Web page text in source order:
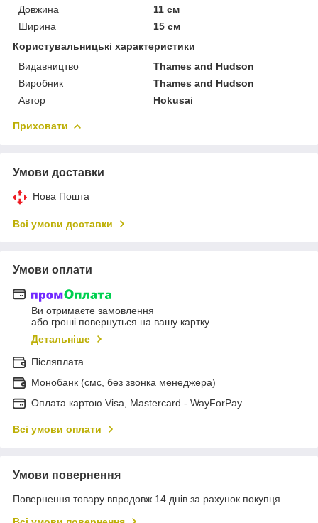
Довжина
11 см
Ширина
15 см
Користувальницькі характеристики
Видавництво
Thames and Hudson
Виробник
Thames and Hudson
Автор
Hokusai
Приховати
Умови доставки
Нова Пошта
Всі умови доставки
Умови оплати
Ви отримаєте замовлення
або гроші повернуться на вашу картку
Детальніше
Післяплата
Монобанк (смс, без звонка менеджера)
Оплата картою Visa, Mastercard - WayForPay
Всі умови оплати
Умови повернення
Повернення товару впродовж 14 днів за рахунок покупця